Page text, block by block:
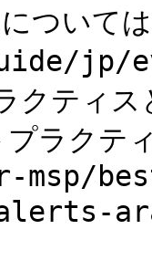
ついて
jp/
クティ
プラク
msp/